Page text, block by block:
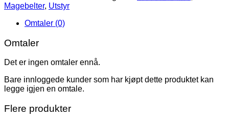
antall
Magebelter, Utstyr
Omtaler (0)
Omtaler
Det er ingen omtaler ennå.
Bare innloggede kunder som har kjøpt dette produktet kan
legge igjen en omtale.
Flere produkter